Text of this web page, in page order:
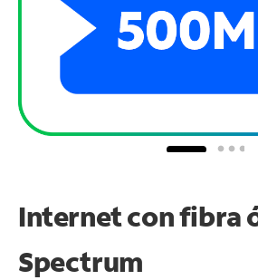
Internet con fibra
Spectrum